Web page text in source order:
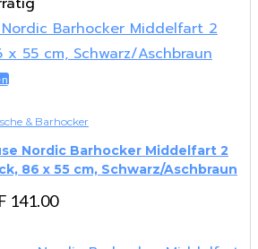
& Barhocker
Nordic Barhocker Middelfart 2
86 x 55 cm, Schwarz/Aschbraun
141.00